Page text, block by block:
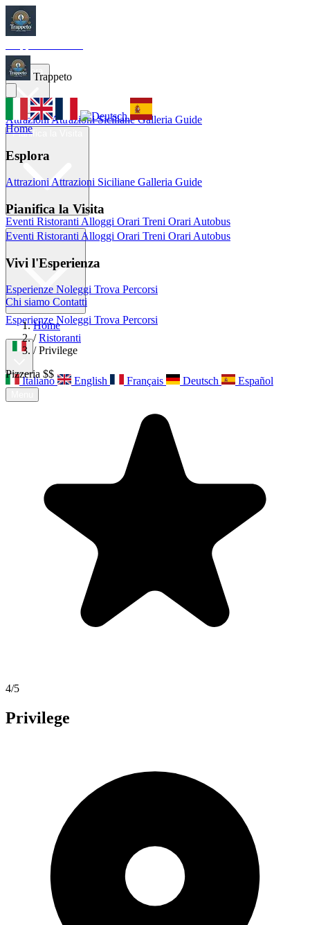
Home
AttrazioniAttrazioni SicilianeGalleria Guide
Eventi Ristoranti Alloggi Orari Treni Orari Autobus
Esperienze Noleggi Trova Percorsi
Chi siamoContatti
Italiano English Français Deutsch Español
Trappeto
Home
Esplora
AttrazioniAttrazioni Siciliane Galleria Guide
Pianifica la Visita
Eventi Ristoranti Alloggi Orari Treni Orari Autobus
Vivi l'Esperienza
Esperienze Noleggi Trova Percorsi
Chi siamo Contatti
Home
/ Ristoranti
/ Privilege
Pizzeria $$
4/5
Privilege